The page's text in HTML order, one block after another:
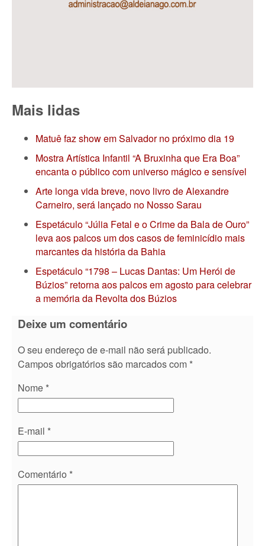
Mais lidas
Matuê faz show em Salvador no próximo dia 19
Mostra Artística Infantil “A Bruxinha que Era Boa”
encanta o público com universo mágico e sensível
Arte longa vida breve, novo livro de Alexandre
Carneiro, será lançado no Nosso Sarau
Espetáculo “Júlia Fetal e o Crime da Bala de Ouro”
leva aos palcos um dos casos de feminicídio mais
marcantes da história da Bahia
Espetáculo “1798 – Lucas Dantas: Um Herói de
Búzios” retorna aos palcos em agosto para celebrar
a memória da Revolta dos Búzios
Deixe um comentário
O seu endereço de e-mail não será publicado.
Campos obrigatórios são marcados com *
Nome *
E-mail *
Comentário *